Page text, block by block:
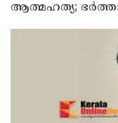
ആത്മഹത്യ;